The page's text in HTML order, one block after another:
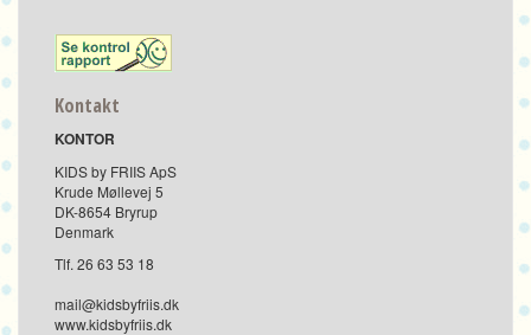
Kontakt
KONTOR
KIDS by FRIIS ApS
Krude Møllevej 5
DK-8654 Bryrup
Denmark
Tlf. 26 63 53 18
mail@kidsbyfriis.dk
www.kidsbyfriis.dk